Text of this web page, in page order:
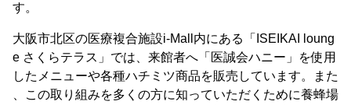
す。
大阪市北区の医療複合施設i-Mall内にある「ISEIKAI loung
e さくらテラス」では、来館者へ「医誠会ハニー」を使用
したメニューや各種ハチミツ商品を販売しています。また
、この取り組みを多くの方に知っていただくために養蜂場